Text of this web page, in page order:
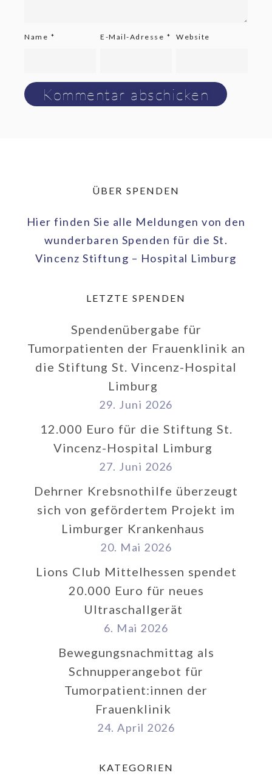
Name * E-Mail-Adresse * Website
ÜBER SPENDEN
Hier finden Sie alle Meldungen von den
wunderbaren Spenden für die St.
Vincenz Stiftung – Hospital Limburg
LETZTE SPENDEN
Spendenübergabe für
Tumorpatienten der Frauenklinik an
die Stiftung St. Vincenz-Hospital
Limburg
29. Juni 2026
12.000 Euro für die Stiftung St.
Vincenz-Hospital Limburg
27. Juni 2026
Dehrner Krebsnothilfe überzeugt
sich von gefördertem Projekt im
Limburger Krankenhaus
20. Mai 2026
Lions Club Mittelhessen spendet
20.000 Euro für neues
Ultraschallgerät
6. Mai 2026
Bewegungsnachmittag als
Schnupperangebot für
Tumorpatient:innen der
Frauenklinik
24. April 2026
KATEGORIEN